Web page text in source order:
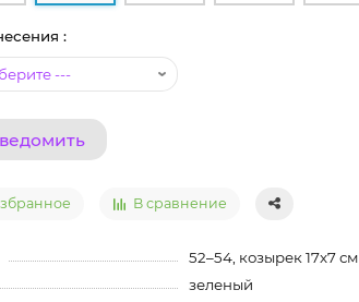
:
В сравнение
52–54, козырек 17x7 см
зеленый